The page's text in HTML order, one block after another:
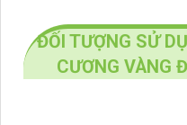
ĐỐI TƯỢNG SỬ
CƯƠNG VÀNG